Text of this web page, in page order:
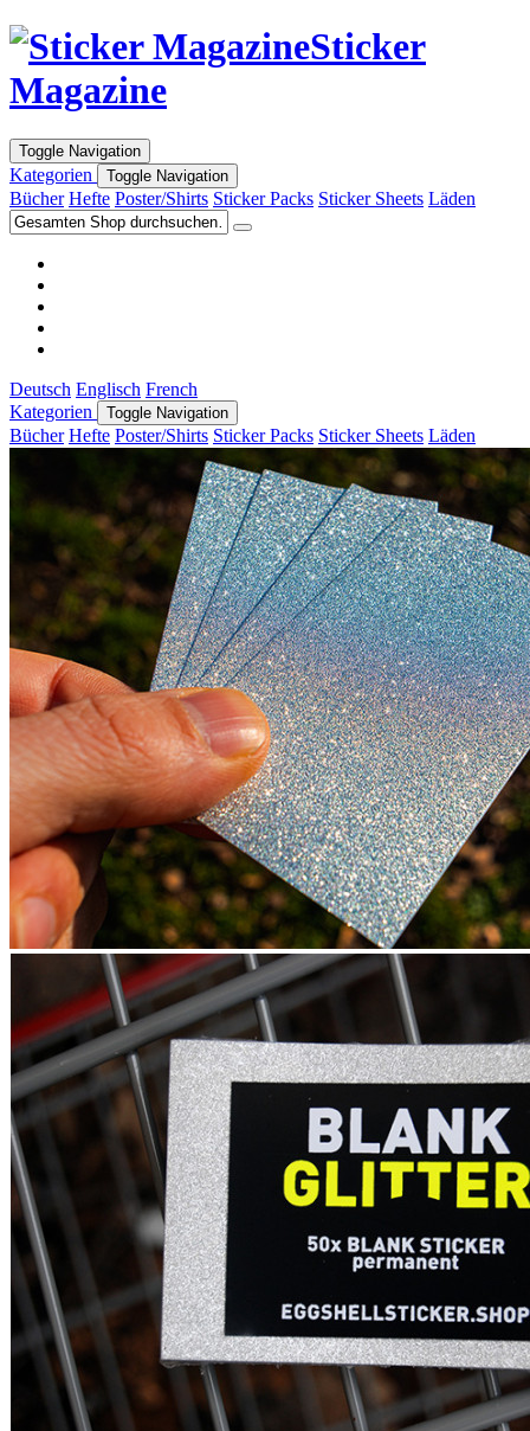
Sticker
Magazine
Toggle Navigation
Kategorien Toggle Navigation
Bücher Hefte Poster/Shirts Sticker Packs Sticker Sheets Läden
Deutsch Englisch French
Kategorien
Toggle Navigation
Bücher Hefte Poster/Shirts Sticker Packs Sticker Sheets Läden